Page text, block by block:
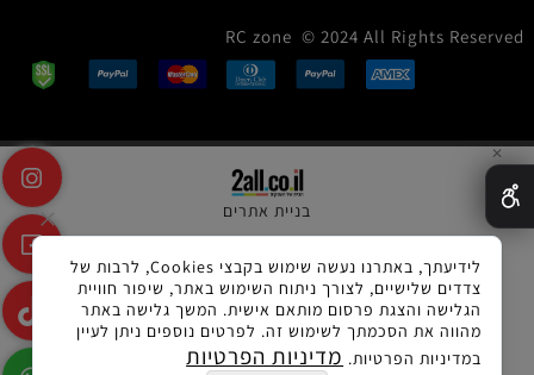
RC zone © 2024 All Rights Reserved
בניית אתרים
✕
לידיעתך, באתרנו נעשה שימוש בקבצי Cookies, לרבות של
צדדים שלישיים, לצורך ניתוח השימוש באתר, שיפור חוויית
הגלישה והצגת פרסום מותאם אישית. המשך גלישה באתר
מהווה את הסכמתך לשימוש זה. לפרטים נוספים ניתן לעיין
במדיניות הפרטיות. מדיניות הפרטיות